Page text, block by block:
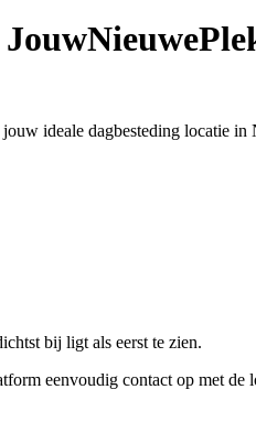
ideale dagbesteding locatie in
bij ligt als eerst te zien.
eenvoudig contact op met de